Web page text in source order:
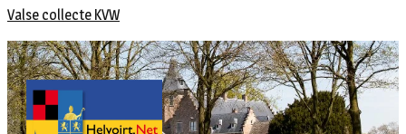
Valse collecte KVW